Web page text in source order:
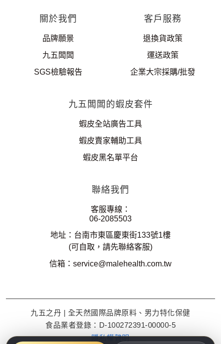
關於我們
品牌願景
九五闆闆
SGS檢驗報告
客戶服務
退換貨政策
運送政策
企業大宗採購/批發
九五闆闆的蝦皮套件
蝦皮全站廣告工具
蝦皮賣家輔助工具
蝦皮黑名單平台
聯絡我們
客服專線：
06-2085503
地址：台南市東區慶東街133號1樓
(可自取，請先聯絡客服)
信箱： service@malehealth.com.tw
九五之丹 | 全天然國際品牌原料、男力特化保健
食品業者登錄：D-100272391-00000-5
隱私權聲明